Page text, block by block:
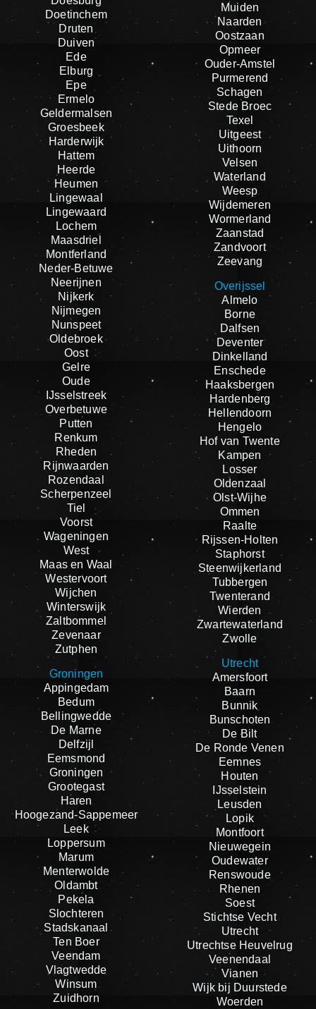
Doetinchem
Druten
Duiven
Ede
Elburg
Epe
Ermelo
Geldermalsen
Groesbeek
Harderwijk
Hattem
Heerde
Heumen
Lingewaal
Lingewaard
Lochem
Maasdriel
Montferland
Neder-Betuwe
Neerijnen
Nijkerk
Nijmegen
Nunspeet
Oldebroek
Oost
Gelre
Oude
IJsselstreek
Overbetuwe
Putten
Renkum
Rheden
Rijnwaarden
Rozendaal
Scherpenzeel
Tiel
Voorst
Wageningen
West
Maas en Waal
Westervoort
Wijchen
Winterswijk
Zaltbommel
Zevenaar
Zutphen
Groningen
Appingedam
Bedum
Bellingwedde
De Marne
Delfzijl
Eemsmond
Groningen
Grootegast
Haren
Hoogezand-Sappemeer
Leek
Loppersum
Marum
Menterwolde
Oldambt
Pekela
Slochteren
Stadskanaal
Ten Boer
Veendam
Vlagtwedde
Winsum
Zuidhorn
Muiden
Naarden
Oostzaan
Opmeer
Ouder-Amstel
Purmerend
Schagen
Stede Broec
Texel
Uitgeest
Uithoorn
Velsen
Waterland
Weesp
Wijdemeren
Wormerland
Zaanstad
Zandvoort
Zeevang
Overijssel
Almelo
Borne
Dalfsen
Deventer
Dinkelland
Enschede
Haaksbergen
Hardenberg
Hellendoorn
Hengelo
Hof van Twente
Kampen
Losser
Oldenzaal
Olst-Wijhe
Ommen
Raalte
Rijssen-Holten
Staphorst
Steenwijkerland
Tubbergen
Twenterand
Wierden
Zwartewaterland
Zwolle
Utrecht
Amersfoort
Baarn
Bunnik
Bunschoten
De Bilt
De Ronde Venen
Eemnes
Houten
IJsselstein
Leusden
Lopik
Montfoort
Nieuwegein
Oudewater
Renswoude
Rhenen
Soest
Stichtse Vecht
Utrecht
Utrechtse Heuvelrug
Veenendaal
Vianen
Wijk bij Duurstede
Woerden